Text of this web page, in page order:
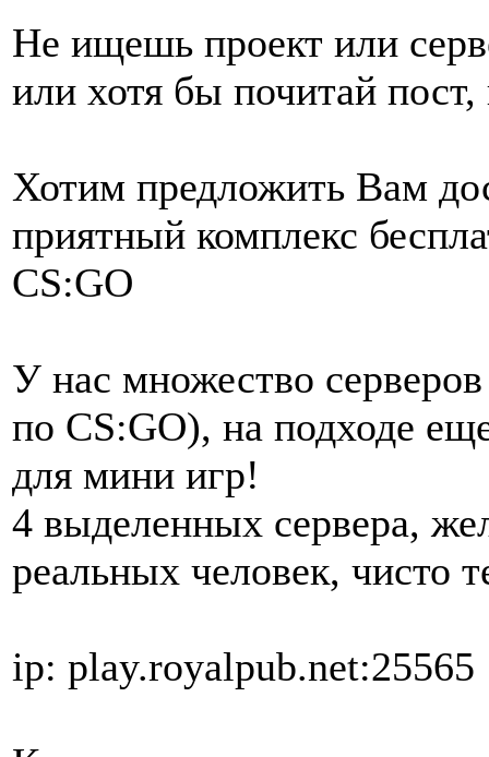
Не ищешь проект или
или хотя бы почитай пост,
Хотим предложить Вам
приятный комплекс
CS:GO
У нас множество
по CS:GO), на подходе
для мини игр!
4 выделенных сервера,
реальных человек, чисто
ip: play.royalpub.net:25565